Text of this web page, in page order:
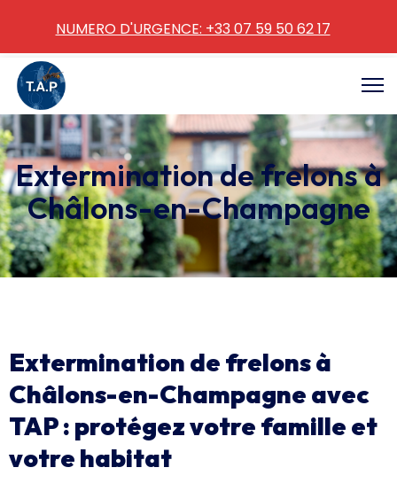
Extermination de frelons à
Châlons-en-Champagne
Extermination de frelons à
Châlons-en-Champagne avec
TAP : protégez votre famille et
votre habitat
NUMERO D'URGENCE: +33 07 59 50 62 17